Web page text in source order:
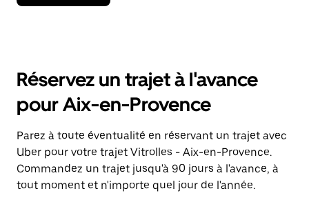
la
ouvrir
calendrier
et
sélectionner
une
date.
Appuyez
sur
la
Réservez un trajet à l'avance
pour Aix-en-Provence
Parez à toute éventualité en réservant un trajet avec
Uber pour votre trajet Vitrolles - Aix-en-Provence.
Commandez un trajet jusqu'à 90 jours à l'avance, à
tout moment et n'importe quel jour de l'année.